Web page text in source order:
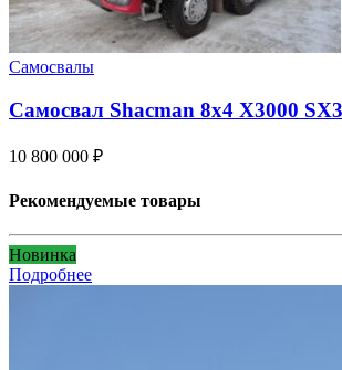
Самосвалы
Самосвал Shacman 8x4 X3000
10 800 000 ₽
Рекомендуемые товары
Новинка
Подробнее